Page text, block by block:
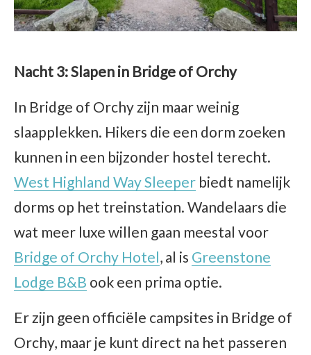
Nacht 3: Slapen in Bridge of Orchy
In Bridge of Orchy zijn maar weinig
slaapplekken. Hikers die een dorm zoeken
kunnen in een bijzonder hostel terecht.
West Highland Way Sleeper biedt namelijk
dorms op het treinstation. Wandelaars die
wat meer luxe willen gaan meestal voor
Bridge of Orchy Hotel, al is Greenstone
Lodge B&B ook een prima optie.
Er zijn geen officiële campsites in Bridge of
Orchy, maar je kunt direct na het passeren